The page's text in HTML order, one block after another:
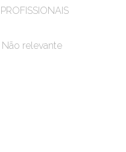
relevante